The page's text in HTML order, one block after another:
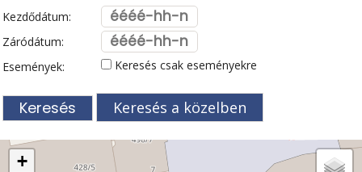
Kezdődátum:
Záródátum:
Események:
Keresés csak eseményekre
Keresés a közelben
+